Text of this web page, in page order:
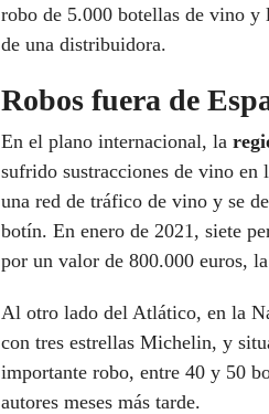
robo de 5.000 botellas de vino y
de una distribuidora.
Robos fuera de
En el plano internacional, la
sufrido sustracciones de vino en
una red de tráfico de vino y se
botín. En enero de 2021, siete
por un valor de 800.000 euros,
Al otro lado del Atlático, en la
con tres estrellas Michelin, y
importante robo, entre 40 y 50
autores meses más tarde.